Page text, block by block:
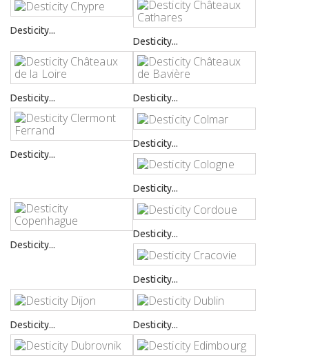
Desticity...
Desticity...
Desticity... Desticity...
Desticity...
Desticity...
Desticity...
Desticity...
Desticity...
Desticity...
Desticity... Desticity...